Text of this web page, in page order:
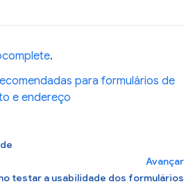
.
para formulários de
e endereço
Avançar
testar a usabilidade dos formulários